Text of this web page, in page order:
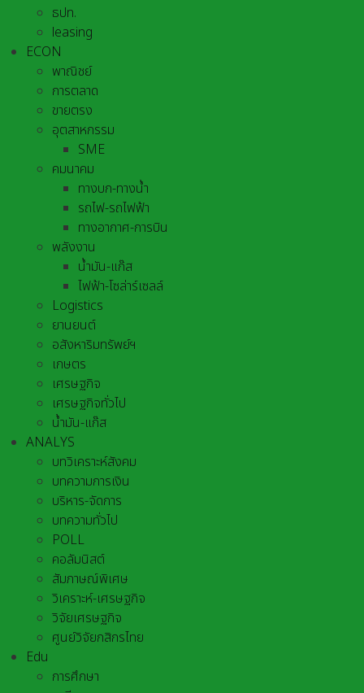
ธปท.
leasing
ECON
พาณิชย์
การตลาด
ขายตรง
อุตสาหกรรม
SME
คมนาคม
ทางบก-ทางน้ำ
รถไฟ-รถไฟฟ้า
ทางอากาศ-การบิน
พลังงาน
น้ำมัน-แก๊ส
ไฟฟ้า-โซล่าร์เซลล์
Logistics
ยานยนต์
อสังหาริมทรัพย์ฯ
เกษตร
เศรษฐกิจ
เศรษฐกิจทั่วไป
น้ำมัน-แก๊ส
ANALYS
บทวิเคราะห์สังคม
บทความการเงิน
บริหาร-จัดการ
บทความทั่วไป
POLL
คอลัมนิสต์
สัมภาษณ์พิเศษ
วิเคราะห์-เศรษฐกิจ
วิจัยเศรษฐกิจ
ศูนย์วิจัยกสิกรไทย
Edu
การศึกษา